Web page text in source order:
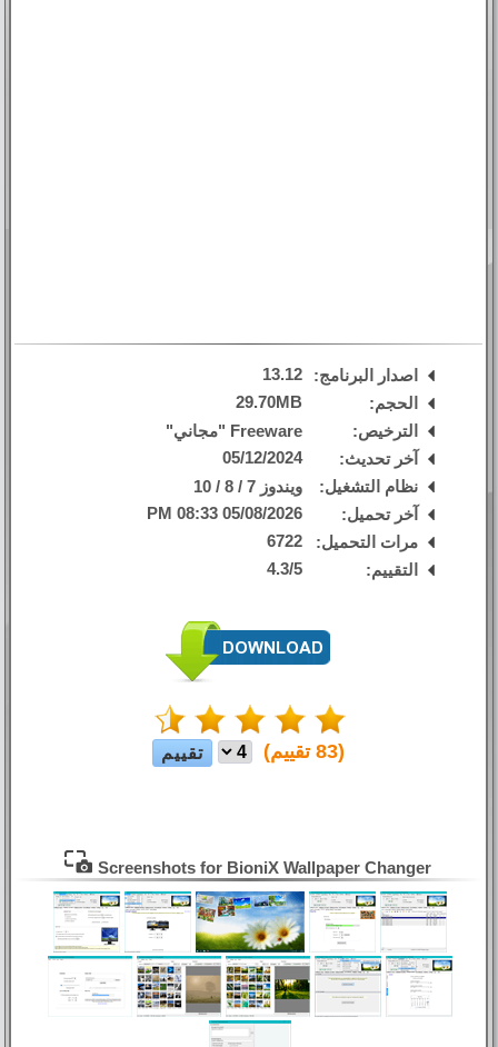
اصدار البرنامج:
13.12
الحجم:
29.70MB
الترخيص:
Freeware "مجاني"
آخر تحديث:
05/12/2024
نظام التشغيل:
ويندوز 7 / 8 / 10
آخر تحميل:
05/08/2026 08:33 PM
مرات التحميل:
6722
التقييم:
4.3/5
(
83 تقييم)
Screenshots for BioniX Wallpaper Changer